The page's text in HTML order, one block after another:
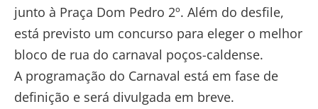
junto à Praça Dom Pedro 2º. Além do desfile,
está previsto um concurso para eleger o melhor
bloco de rua do carnaval poços-caldense.
A programação do Carnaval está em fase de
definição e será divulgada em breve.